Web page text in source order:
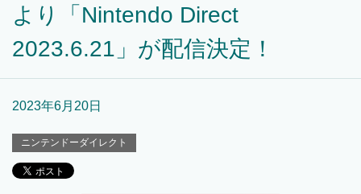
より「Nintendo Direct
2023.6.21」が配信決定！
2023年6月20日
ニンテンドーダイレクト